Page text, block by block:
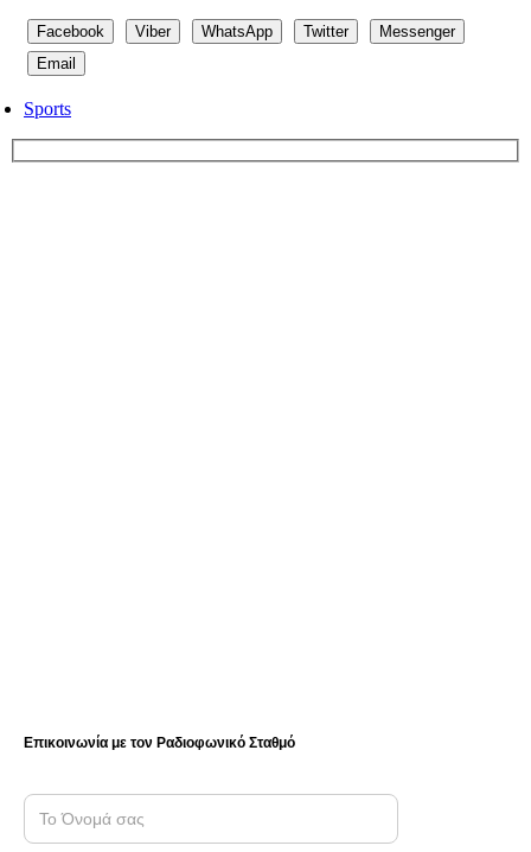
Facebook Viber WhatsApp Twitter
Messenger
Email
Sports
Επικοινωνία με τον Ραδιοφωνικό Σταθμό